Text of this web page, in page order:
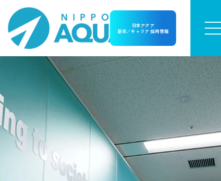
日本アクア
新卒／キャリア 採用情報